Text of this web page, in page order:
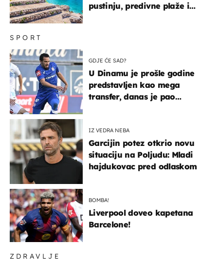
ZDRAVLJE
SPORT
GDJE ĆE SAD?
U Dinamu je prošle godine
predstavljen kao mega
transfer, danas je pao
IZ VEDRA NEBA
Garcijin potez otkrio novu
situaciju na Poljudu: Mladi
hajdukovac pred odlaskom
BOMBA!
Liverpool doveo kapetana
Barcelone!
pustinju, predivne plaže i